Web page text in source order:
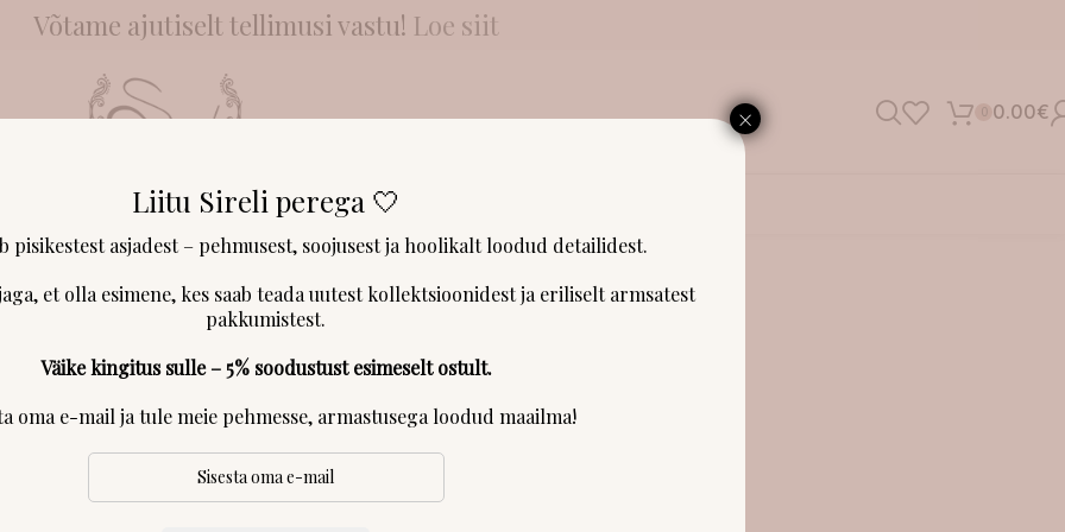
Võtame ajutiselt tellimusi vastu! Loe siit
0 0.00€
& LÕNGADKLIENDID RÄÄGIVADMEIST
võtame veel ajutiselt tellimusi vastu!
sirel@sirelboutique.com
et ooteajad on tavapärasest veidi pikemad.
Liitu Sireli perega 🤍
pisikestest asjadest – pehmusest, soojusest ja hoolikalt loodud detailidest.
et olla esimene, kes saab teada uutest kollektsioonidest ja eriliselt armsatest
pakkumistest.
Väike kingitus sulle – 5% soodustust esimeselt ostult.
oma e-mail ja tule meie pehmesse, armastusega loodud maailma!
×